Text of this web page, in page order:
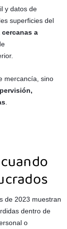
y datos de
superficies del
a
mercancía, sino
de 2023 muestran
dentro de
o